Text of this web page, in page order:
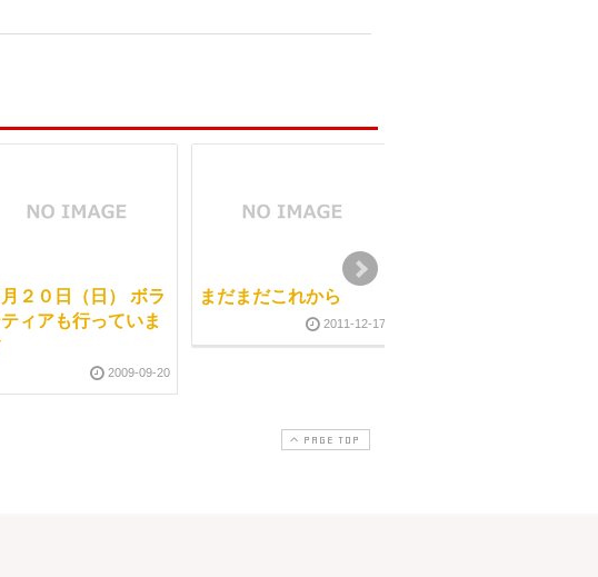
月２０日（日） ボラ
ィアも行っていま
2009-09-20
まだまだこれから
2011-12-17
PAGE TOP